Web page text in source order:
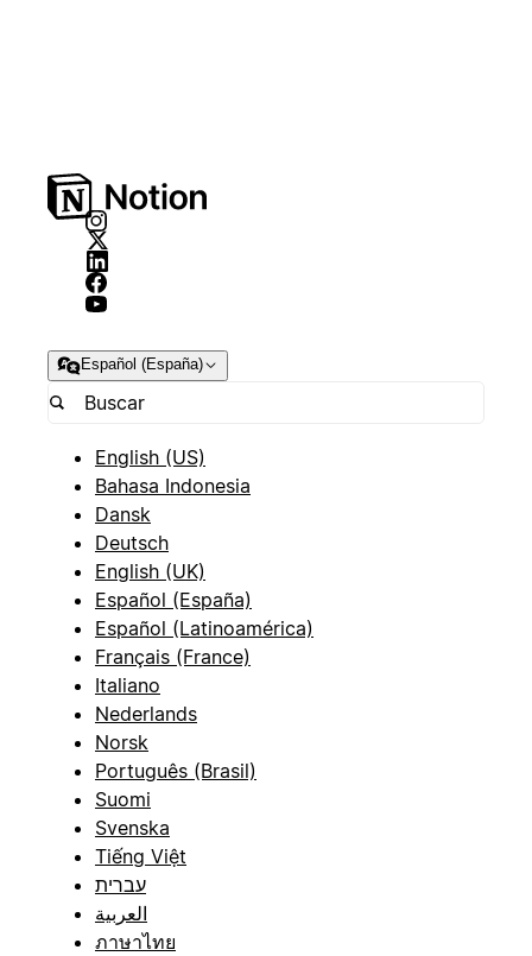
Español (España)
English (US)
Bahasa Indonesia
Dansk
Deutsch
English (UK)
Español (España)
Español (Latinoamérica)
Français (France)
Italiano
Nederlands
Norsk
Português (Brasil)
Suomi
Svenska
Tiếng Việt
עברית
العربية
ภาษาไทย